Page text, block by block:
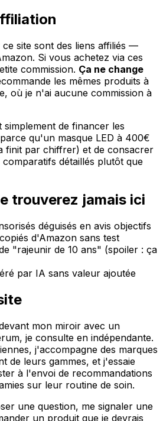
site sont des liens affiliés —
Si vous achetez via ces
commission. Ça ne change
les mêmes produits à
où je n'ai aucune commission à
simplement de financer les
qu'un masque LED à 400€
finit par chiffrer) et de consacrer
détaillés plutôt que
trouverez jamais ici
déguisés en avis objectifs
d'Amazon sans test
"rajeunir de 10 ans" (spoiler : ça
par IA sans valeur ajoutée
mon miroir avec un
je consulte en indépendante.
j'accompagne des marques
de leurs gammes, et j'essaie
à l'envoi de recommandations
sur leur routine de soin.
une question, me signaler une
un produit que je devrais